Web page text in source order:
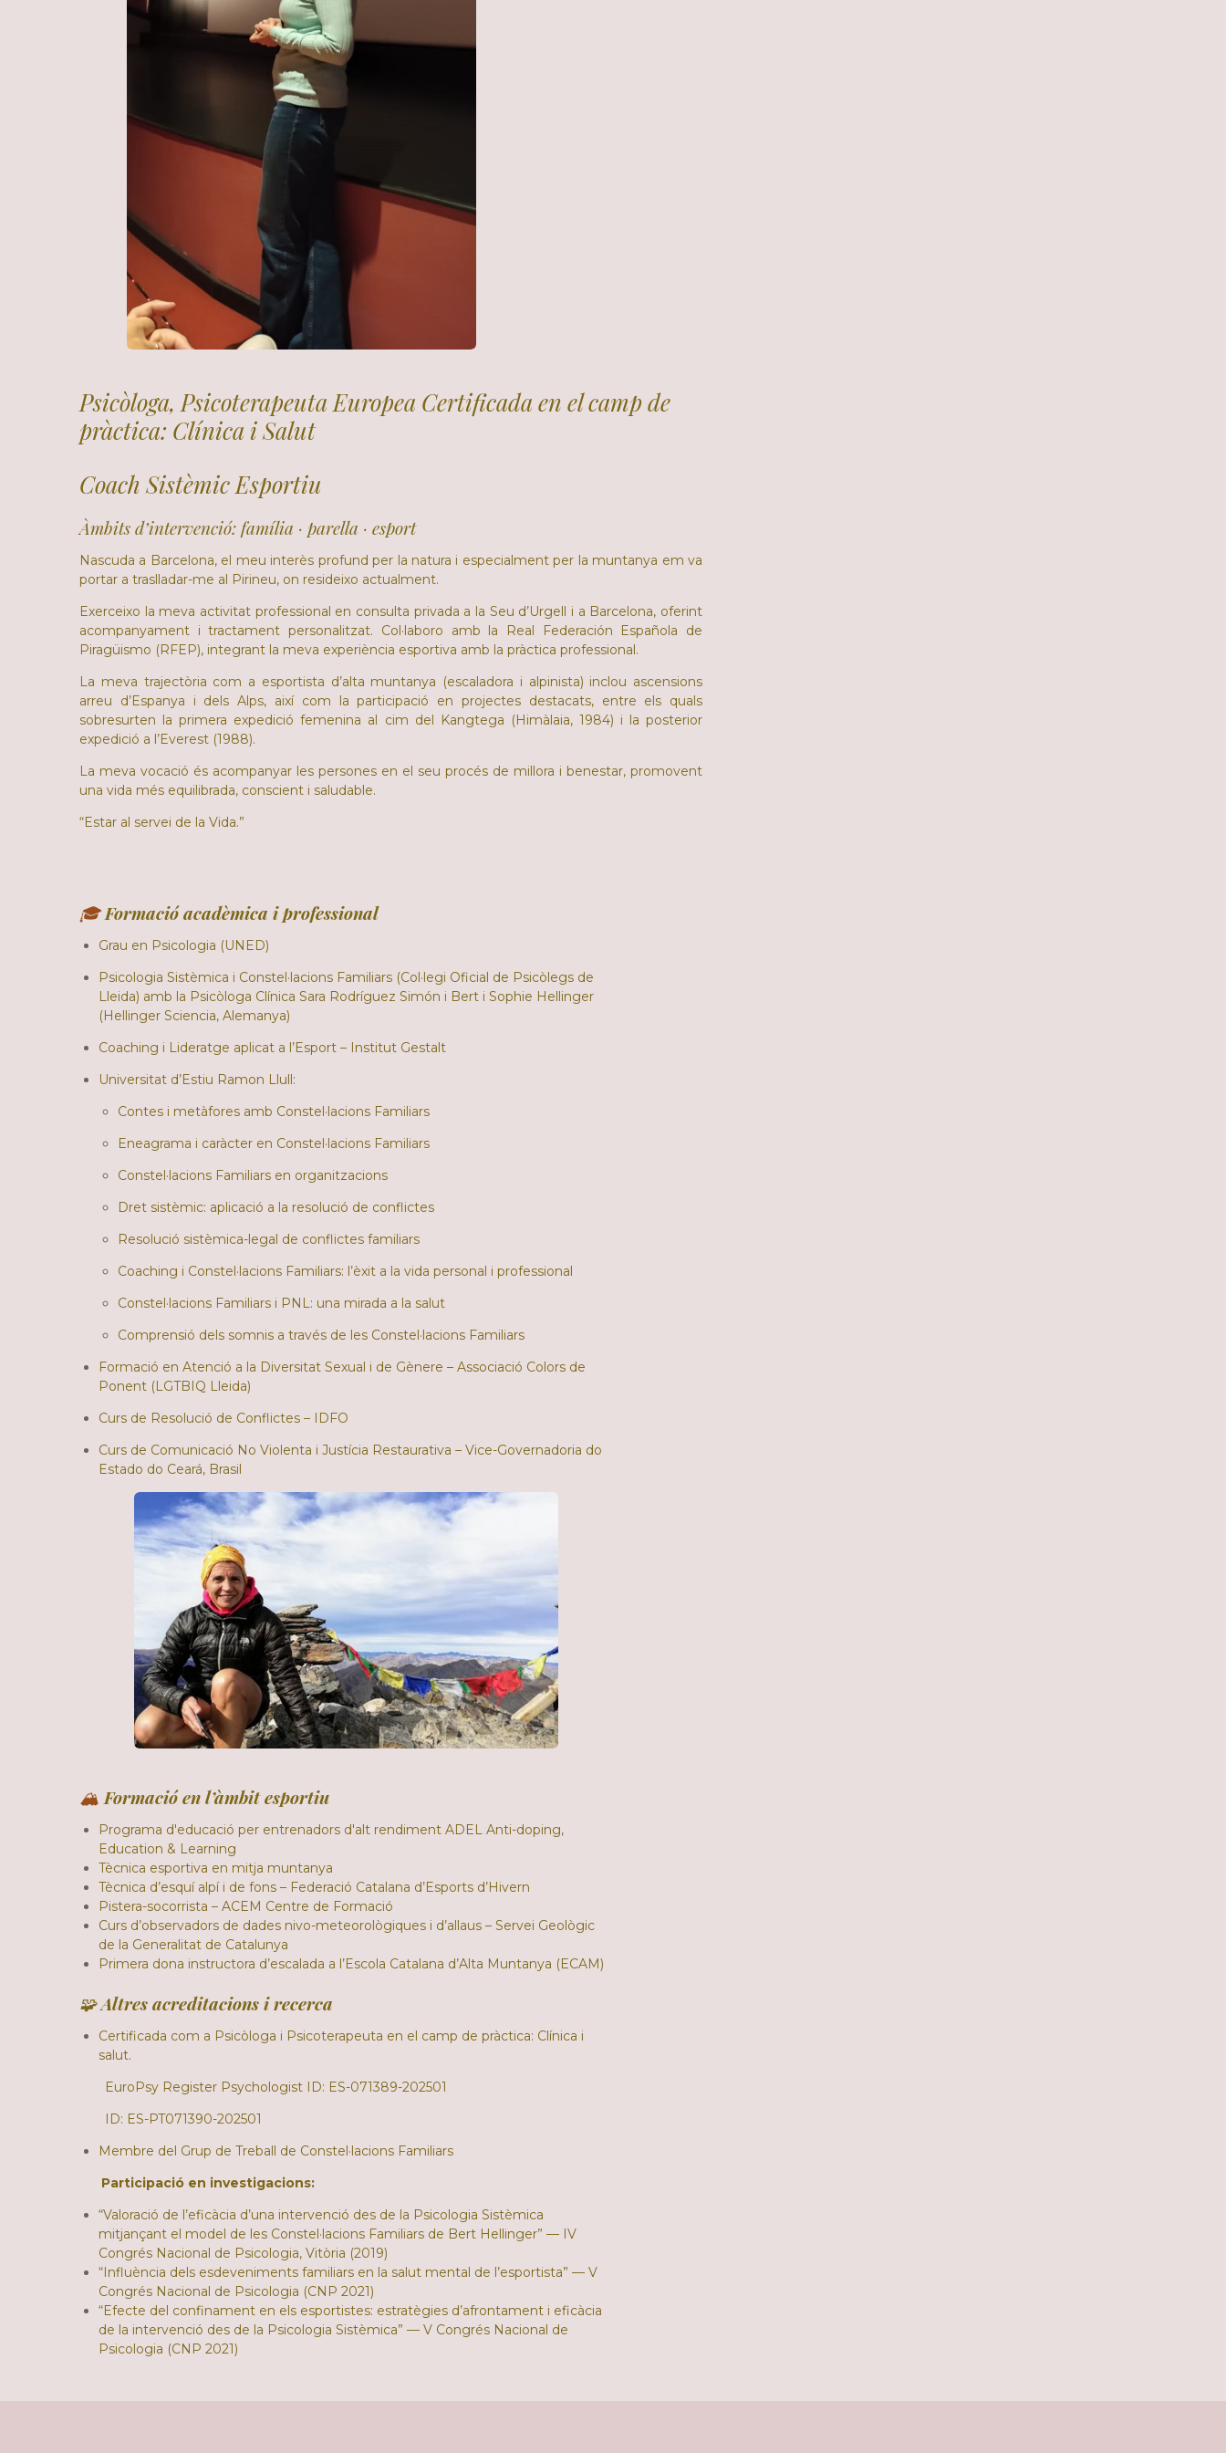
Psicòloga, Psicoterapeuta Europea Certificada en el camp de
pràctica: Clínica i Salut
Coach Sistèmic Esportiu
Àmbits d’intervenció: família · parella · esport
Nascuda a Barcelona, el meu interès profund per la natura i especialment per la muntanya em va
portar a traslladar-me al Pirineu, on resideixo actualment.
Exerceixo la meva activitat professional en consulta privada a la Seu d’Urgell i a Barcelona, oferint
acompanyament i tractament personalitzat. Col·laboro amb la Real Federación Española de
Piragüismo (RFEP), integrant la meva experiència esportiva amb la pràctica professional.
La meva trajectòria com a esportista d’alta muntanya (escaladora i alpinista) inclou ascensions
arreu d’Espanya i dels Alps, així com la participació en projectes destacats, entre els quals
sobresurten la primera expedició femenina al cim del Kangtega (Himàlaia, 1984) i la posterior
expedició a l’Everest (1988).
La meva vocació és acompanyar les persones en el seu procés de millora i benestar, promovent
una vida més equilibrada, conscient i saludable.
“Estar al servei de la Vida.”
🎓 Formació acadèmica i professional
Grau en Psicologia (UNED)
Psicologia Sistèmica i Constel·lacions Familiars (Col·legi Oficial de Psicòlegs de
Lleida) amb la Psicòloga Clínica Sara Rodríguez Simón i Bert i Sophie Hellinger
(Hellinger Sciencia, Alemanya)
Coaching i Lideratge aplicat a l’Esport – Institut Gestalt
Universitat d’Estiu Ramon Llull:​​​
Contes i metàfores amb Constel·lacions Familiars
Eneagrama i caràcter en Constel·lacions Familiars
Constel·lacions Familiars en organitzacions
Dret sistèmic: aplicació a la resolució de conflictes
Resolució sistèmica-legal de conflictes familiars
Coaching i Constel·lacions Familiars: l’èxit a la vida personal i professional
Constel·lacions Familiars i PNL: una mirada a la salut
Comprensió dels somnis a través de les Constel·lacions Familiars
Formació en Atenció a la Diversitat Sexual i de Gènere – Associació Colors de
Ponent (LGTBIQ Lleida)
Curs de Resolució de Conflictes – IDFO
Curs de Comunicació No Violenta i Justícia Restaurativa – Vice-Governadoria do
Estado do Ceará, Brasil
🏔️ Formació en l’àmbit esportiu
Programa d'educació per entrenadors d'alt rendiment ADEL Anti-doping,
Education & Learning
Tècnica esportiva en mitja muntanya
Tècnica d’esquí alpí i de fons – Federació Catalana d’Esports d’Hivern
Pistera-socorrista – ACEM Centre de Formació
Curs d’observadors de dades nivo-meteorològiques i d’allaus – Servei Geològic
de la Generalitat de Catalunya
Primera dona instructora d’escalada a l’Escola Catalana d’Alta Muntanya (ECAM)
🧩Altres acreditacions i recerca
Certificada com a Psicòloga i Psicoterapeuta en el camp de pràctica: Clínica i
salut.
EuroPsy Register Psychologist ID: ES-071389-202501
ID: ES-PT071390-202501
Membre del Grup de Treball de Constel·lacions Familiars
Participació en investigacions:
“Valoració de l’eficàcia d’una intervenció des de la Psicologia Sistèmica
mitjançant el model de les Constel·lacions Familiars de Bert Hellinger” — IV
Congrés Nacional de Psicologia, Vitòria (2019)
“Influència dels esdeveniments familiars en la salut mental de l’esportista” — V
Congrés Nacional de Psicologia (CNP 2021)
“Efecte del confinament en els esportistes: estratègies d’afrontament i eficàcia
de la intervenció des de la Psicologia Sistèmica” — V Congrés Nacional de
Psicologia (CNP 2021)